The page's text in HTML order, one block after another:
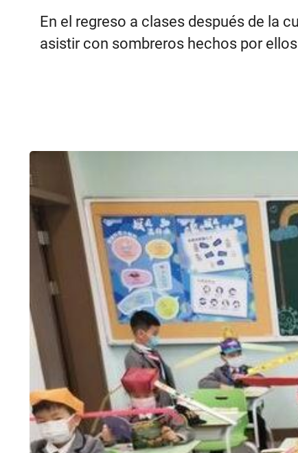
En el regreso a clases después de la
asistir con sombreros hechos por